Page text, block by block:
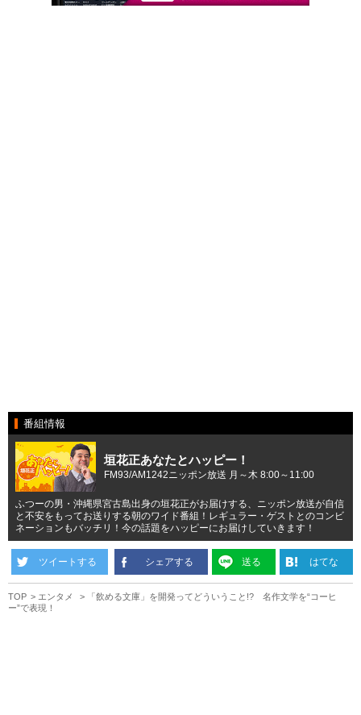
番組情報
垣花正あなたとハッピー！
FM93/AM1242ニッポン放送 月～木 8:00～11:00
ふつーの男・沖縄県宮古島出身の垣花正がお届けする、ニッポン放送が自信
と不安をもってお送りする朝のワイド番組！レギュラー・ゲストとのコンビ
ネーションもバッチリ！今の話題をハッピーにお届けしていきます！
ツイートする シェアする 送る はてな
TOP エンタメ
「飲める文庫」を開発ってどういうこと!? 名作文学を“コーヒ
ー”で表現！